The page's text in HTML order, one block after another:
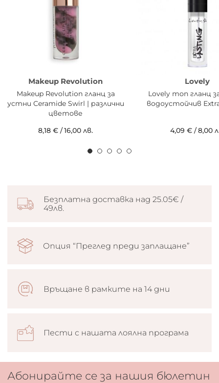
Makeup Revolution
Makeup Revolution гланц за
устни Ceramide Swirl | различни
цветове
8,18 € /16,00 лв.
Lovely
Lovely топ гланц
водоустойчив
4,09 €/8,00
Безплатна доставка над 25.05€ /
49лв.
Опция “Преглед преди заплащане”
Връщане в рамките на 14 дни
Пести с нашата лоялна програма
Абонирайте се за нашия бюлетин